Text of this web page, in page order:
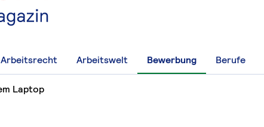
Arbeitsrecht Arbeitswelt Bewerbung Berufe